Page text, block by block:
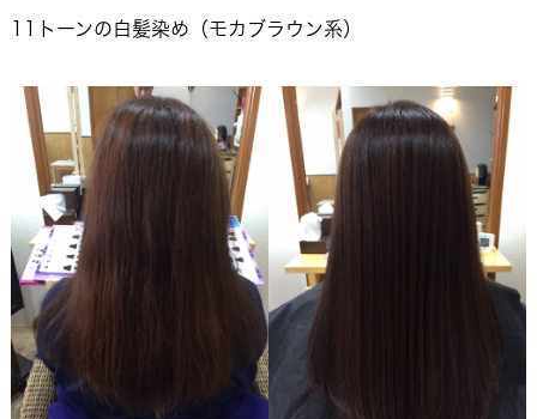
11トーンの白髪染め（モカブラウン系）